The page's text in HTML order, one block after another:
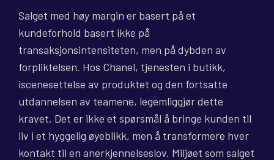
Salget med høy margin er basert på et
kundeforhold basert ikke på
transaksjonsintensiteten, men på dybden av
forpliktelsen. Hos Chanel, tjenesten i butikk,
iscenesettelse av produktet og den fortsatte
utdannelsen av teamene, legemliggjør dette
kravet. Det er ikke et spørsmål å bringe kunden til
liv i et hyggelig øyeblikk, men å transformere hver
kontakt til en anerkjennelseslov. Miljøet som salget